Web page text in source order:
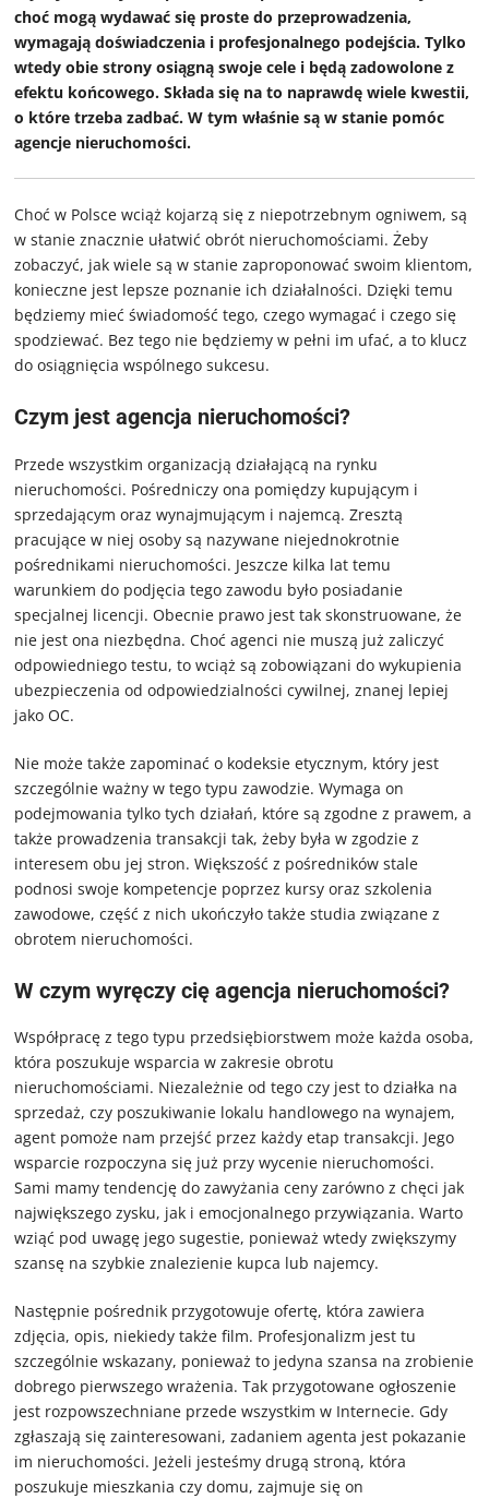
choć mogą wydawać się proste do przeprowadzenia,
wymagają doświadczenia i profesjonalnego podejścia. Tylko
wtedy obie strony osiągną swoje cele i będą zadowolone z
efektu końcowego. Składa się na to naprawdę wiele kwestii,
o które trzeba zadbać. W tym właśnie są w stanie pomóc
agencje nieruchomości.
Choć w Polsce wciąż kojarzą się z niepotrzebnym ogniwem, są
w stanie znacznie ułatwić obrót nieruchomościami. Żeby
zobaczyć, jak wiele są w stanie zaproponować swoim klientom,
konieczne jest lepsze poznanie ich działalności. Dzięki temu
będziemy mieć świadomość tego, czego wymagać i czego się
spodziewać. Bez tego nie będziemy w pełni im ufać, a to klucz
do osiągnięcia wspólnego sukcesu.
Czym jest agencja nieruchomości?
Przede wszystkim organizacją działającą na rynku
nieruchomości. Pośredniczy ona pomiędzy kupującym i
sprzedającym oraz wynajmującym i najemcą. Zresztą
pracujące w niej osoby są nazywane niejednokrotnie
pośrednikami nieruchomości. Jeszcze kilka lat temu
warunkiem do podjęcia tego zawodu było posiadanie
specjalnej licencji. Obecnie prawo jest tak skonstruowane, że
nie jest ona niezbędna. Choć agenci nie muszą już zaliczyć
odpowiedniego testu, to wciąż są zobowiązani do wykupienia
ubezpieczenia od odpowiedzialności cywilnej, znanej lepiej
jako OC.
Nie może także zapominać o kodeksie etycznym, który jest
szczególnie ważny w tego typu zawodzie. Wymaga on
podejmowania tylko tych działań, które są zgodne z prawem, a
także prowadzenia transakcji tak, żeby była w zgodzie z
interesem obu jej stron. Większość z pośredników stale
podnosi swoje kompetencje poprzez kursy oraz szkolenia
zawodowe, część z nich ukończyło także studia związane z
obrotem nieruchomości.
W czym wyręczy cię agencja nieruchomości?
Współpracę z tego typu przedsiębiorstwem może każda osoba,
która poszukuje wsparcia w zakresie obrotu
nieruchomościami. Niezależnie od tego czy jest to działka na
sprzedaż, czy poszukiwanie lokalu handlowego na wynajem,
agent pomoże nam przejść przez każdy etap transakcji. Jego
wsparcie rozpoczyna się już przy wycenie nieruchomości.
Sami mamy tendencję do zawyżania ceny zarówno z chęci jak
największego zysku, jak i emocjonalnego przywiązania. Warto
wziąć pod uwagę jego sugestie, ponieważ wtedy zwiększymy
szansę na szybkie znalezienie kupca lub najemcy.
Następnie pośrednik przygotowuje ofertę, która zawiera
zdjęcia, opis, niekiedy także film. Profesjonalizm jest tu
szczególnie wskazany, ponieważ to jedyna szansa na zrobienie
dobrego pierwszego wrażenia. Tak przygotowane ogłoszenie
jest rozpowszechniane przede wszystkim w Internecie. Gdy
zgłaszają się zainteresowani, zadaniem agenta jest pokazanie
im nieruchomości. Jeżeli jesteśmy drugą stroną, która
poszukuje mieszkania czy domu, zajmuje się on